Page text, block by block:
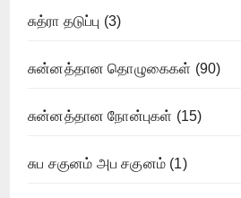
சுத்ரா தடுப்பு (3)
சுன்னத்தான தொழுகைகள் (90)
சுன்னத்தான நோன்புகள் (15)
சுப சகுனம் அப சகுனம் (1)